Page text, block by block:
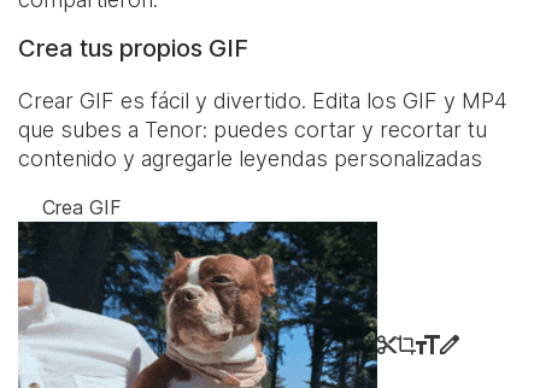
Crea tus propios GIF
Crear GIF es fácil y divertido. Edita los GIF y MP4
que subes a Tenor: puedes cortar y recortar tu
contenido y agregarle leyendas personalizadas
Crea GIF